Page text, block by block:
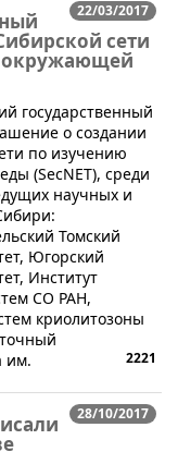
22/03/2017
сети
окружающей
государственный
о создании
по изучению
(SecNET), среди
научных и
Томский
Югорский
Институт
СО РАН,
криолитозоны
им.
2221
28/10/2017